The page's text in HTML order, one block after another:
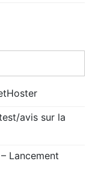
avis sur la
Lancement